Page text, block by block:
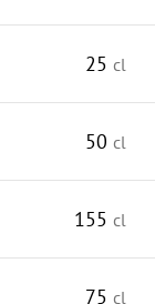
25 cl
50 cl
155 cl
75 cl